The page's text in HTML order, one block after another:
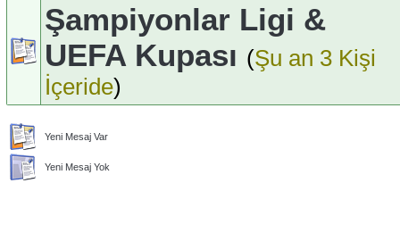
Şampiyonlar Ligi &
UEFA Kupası (Şu an 3 Kişi
İçeride)
Yeni Mesaj Var
Yeni Mesaj Yok